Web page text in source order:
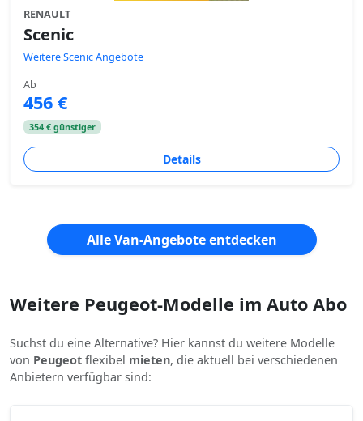
RENAULT
Scenic
Weitere Scenic Angebote
Ab
456 €
354 € günstiger
Details
Alle Van-Angebote entdecken
Weitere Peugeot-Modelle im Auto Abo
Suchst du eine Alternative? Hier kannst du weitere Modelle
von Peugeot flexibel mieten, die aktuell bei verschiedenen
Anbietern verfügbar sind: